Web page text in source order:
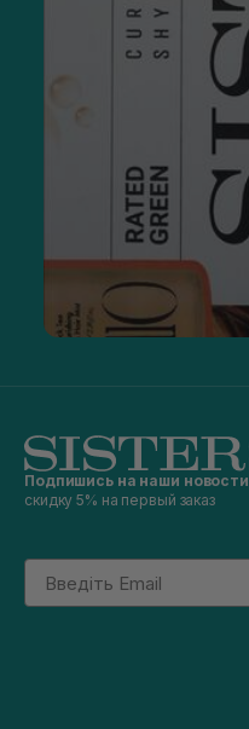
Подпишись на наши новости
скидку 5% на первый заказ
Email